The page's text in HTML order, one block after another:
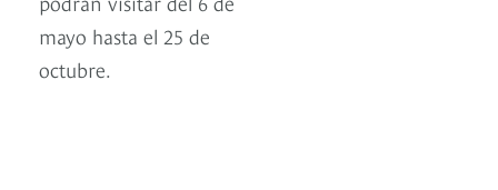
mayo hasta el 25 de
octubre.